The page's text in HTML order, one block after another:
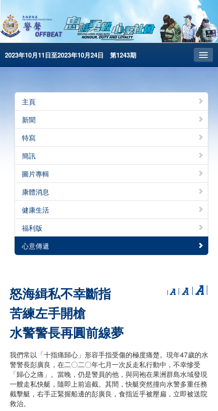
2023年10月11日至2023年10月24日 第1243期
昔日警聲
警務處主頁
简体版
English
電子書版
警聲特刊
主頁
新聞
特寫
簡訊
圖片專輯
康體消息
健康生活
福利版
心意傳遞
怒海緝私不幸斷指
苦練左手開槍
水警警長再圓前線夢
我們常以「十指痛歸心」形容手指受傷的極度痛楚。現年47歲的水
警警長彭廣良，在二〇二〇年七月一次反走私行動中，不幸慘受
「歸心之痛」。當晚，仍是警員的他，與同袍在果洲群島水域發現
一艘走私快艇，隨即上前追截。其間，快艇突然撞向水警多重任務
截擊艇，右手正緊握船邊的彭廣良，食指近乎被壓扁，立即被送院
救治。